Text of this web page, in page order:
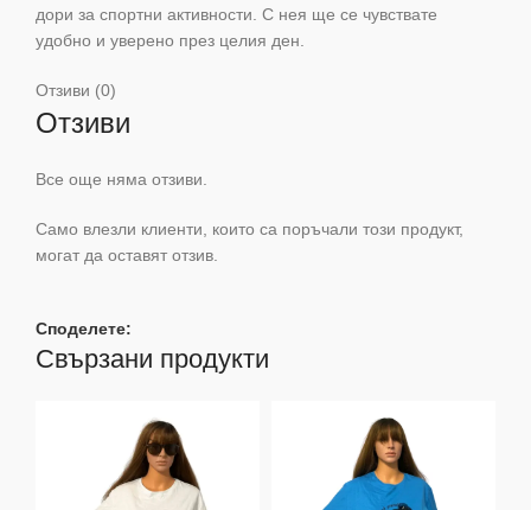
дори за спортни активности. С нея ще се чувствате
удобно и уверено през целия ден.
Отзиви (0)
Отзиви
Все още няма отзиви.
Само влезли клиенти, които са поръчали този продукт,
могат да оставят отзив.
Споделете:
Свързани продукти